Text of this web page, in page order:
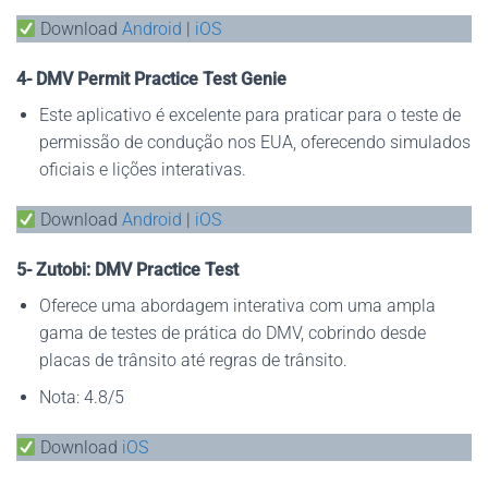
DownloadAndroid iOS
4- DMV Permit Practice Test Genie
Este aplicativo é excelente para praticar para o teste de
permissão de condução nos EUA, oferecendo simulados
oficiais e lições interativas.
DownloadAndroid | iOS
5- Zutobi: DMV Practice Test
Oferece uma abordagem interativa com uma ampla
gama de testes de prática do DMV, cobrindo desde
placas de trânsito até regras de trânsito.
Nota: 4.8/5
Download iOS